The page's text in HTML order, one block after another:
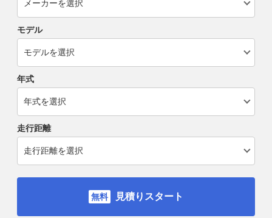
モデル
年式
走行距離
見積りスタート